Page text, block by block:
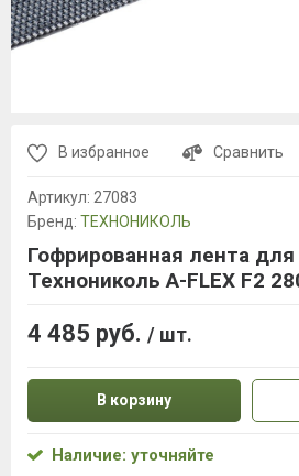
В избранное Сравнить
Артикул: 27083
Бренд: ТЕХНОНИКОЛЬ
Гофрированная лента
Технониколь A-FLEX F2
4 485 руб. / шт.
В корзину
Наличие: уточняйте